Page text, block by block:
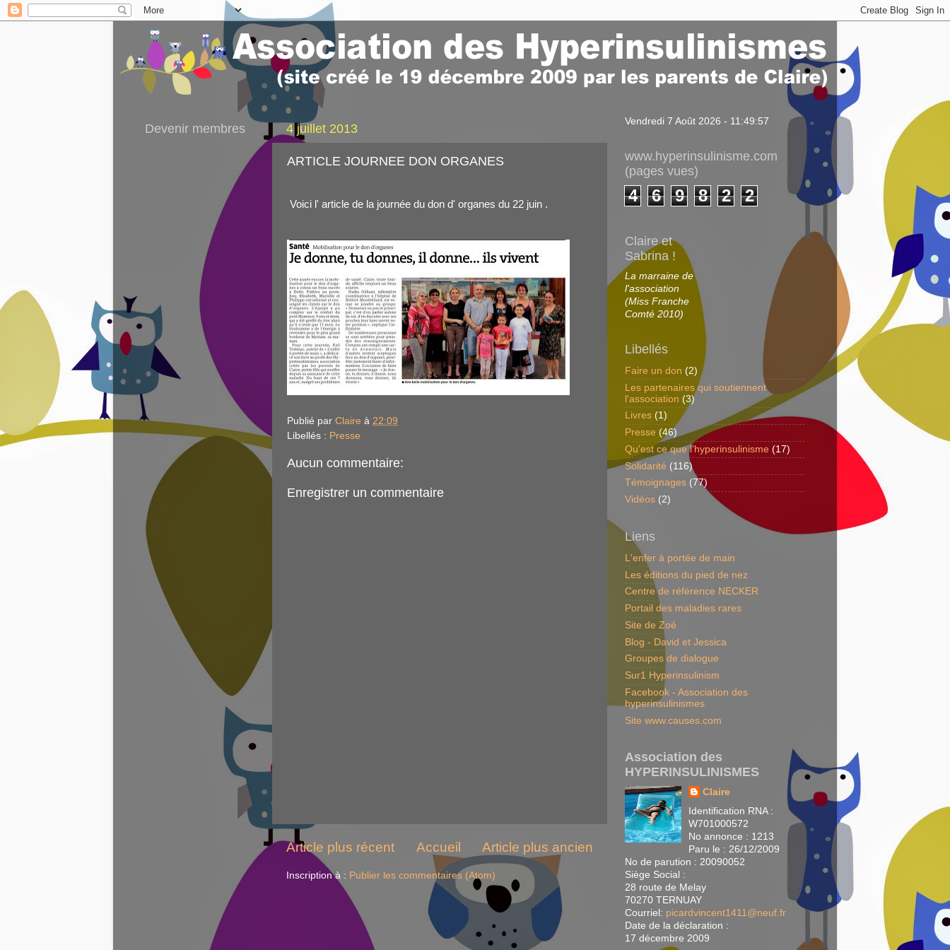
4 juillet 2013
ARTICLE JOURNEE DON ORGANES
Voici l' article de la journée du don d' organes du 22 juin .
Publié par Claire à 22:09
Libellés : Presse
Aucun commentaire:
Enregistrer un commentaire
Article plus récent Article plus ancien
Accueil
Inscription à : Publier les commentaires (Atom)
Devenir membres
Vendredi 7 Août 2026 - 11:49:57
www.hyperinsulinisme.com
(pages vues)
4 6 9 8 2 2
Claire et
Sabrina !
La marraine de
l'association
(Miss Franche
Comté 2010)
Libellés
Faire un don (2)
Les partenaires qui soutiennent
l'association (3)
Livres (1)
Presse (46)
Qu'est ce que l'hyperinsulinisme (17)
Solidarité (116)
Témoignages (77)
Vidéos (2)
Liens
L'enfer à portée de main
Les éditions du pied de nez
Centre de référence NECKER
Portail des maladies rares
Site de Zoé
Blog - David et Jessica
Groupes de dialogue
Sur1 Hyperinsulinism
Facebook - Association des
hyperinsulinismes
Site www.causes.com
Association des
HYPERINSULINISMES
Claire
Identification RNA :
W701000572
No annonce : 1213
Paru le : 26/12/2009
No de parution : 20090052
Siège Social :
28 route de Melay
70270 TERNUAY
Courriel: picardvincent1411@neuf.fr
Date de la déclaration :
17 décembre 2009